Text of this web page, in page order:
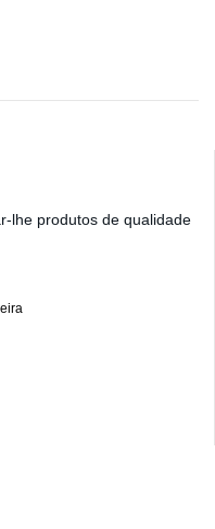
lhe produtos de qualidade